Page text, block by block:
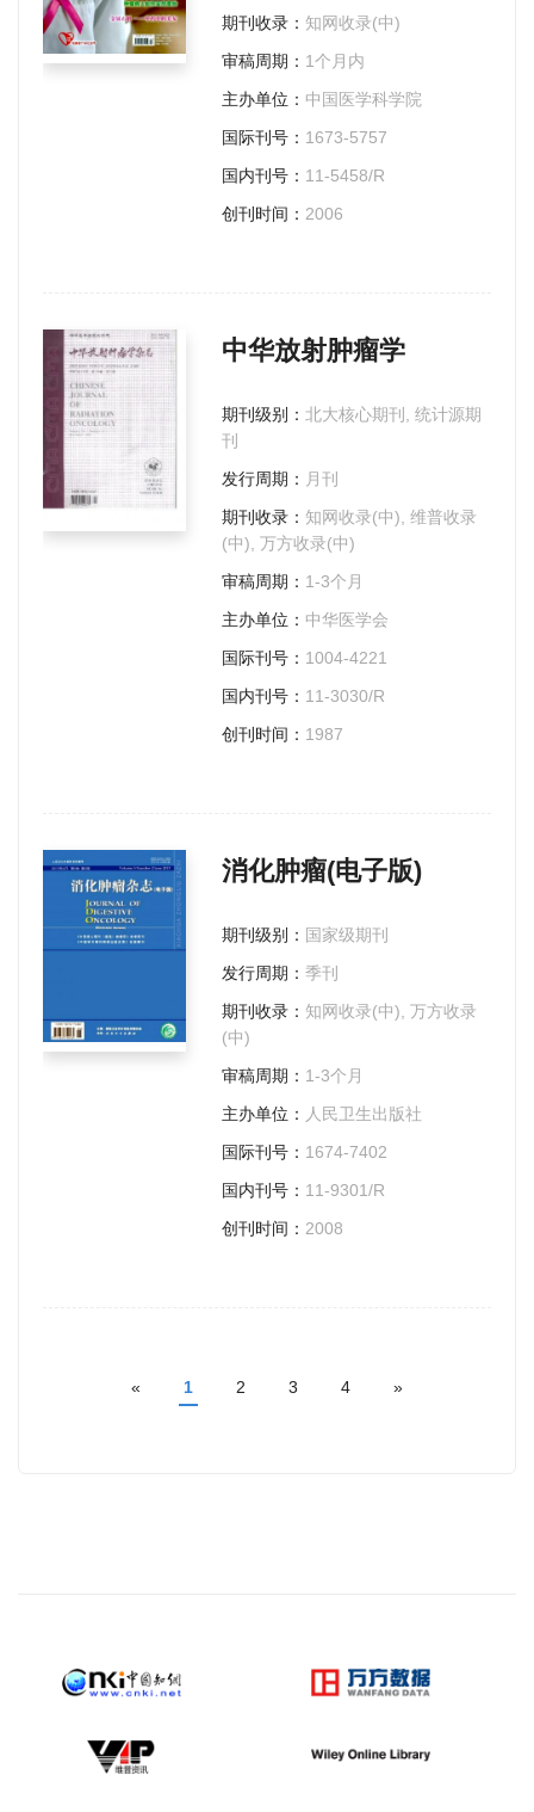
期刊收录： 知网收录(中)
审稿周期： 1个月内
主办单位： 中国医学科学院
国际刊号： 1673-5757
国内刊号： 11-5458/R
创刊时间： 2006
中华放射肿瘤学
期刊级别： 北大核心期刊, 统计源期
刊
发行周期： 月刊
期刊收录： 知网收录(中), 维普收录
(中), 万方收录(中)
审稿周期： 1-3个月
主办单位： 中华医学会
国际刊号： 1004-4221
国内刊号： 11-3030/R
创刊时间： 1987
消化肿瘤(电子版)
期刊级别： 国家级期刊
发行周期： 季刊
期刊收录： 知网收录(中), 万方收录
(中)
审稿周期： 1-3个月
主办单位： 人民卫生出版社
国际刊号： 1674-7402
国内刊号： 11-9301/R
创刊时间： 2008
« 1 2 3 4 »